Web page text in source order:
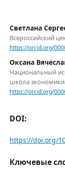
Светлана
Всероссийский
https://orcid.org/
Оксана
Национальный
школа
https://orcid.org/
DOI:
https://doi.org/
Ключевые